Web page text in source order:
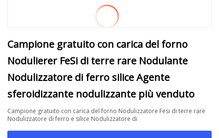
Campione gratuito con carica del forno
Nodulierer FeSi di terre rare Nodulante
Nodulizzatore di ferro silice Agente
sferoidizzante nodulizzante più venduto
Campione gratuito con carica del forno Nodulizzatore Fesi di terre rare
Nodulizzatore di ferro e silice Nodulizzatore di